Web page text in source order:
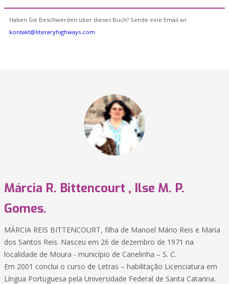
Haben Sie Beschwerden über dieses Buch? Sende eine Email an
kontakt@literaryhighways.com
Márcia R. Bittencourt , Ilse M. P.
Gomes.
MÁRCIA REIS BITTENCOURT, filha de Manoel Mário Reis e Maria
dos Santos Reis. Nasceu em 26 de dezembro de 1971 na
localidade de Moura - município de Canelinha – S. C.
Em 2001 conclui o curso de Letras – habilitação Licenciatura em
Língua Portuguesa pela Universidade Federal de Santa Catarina.